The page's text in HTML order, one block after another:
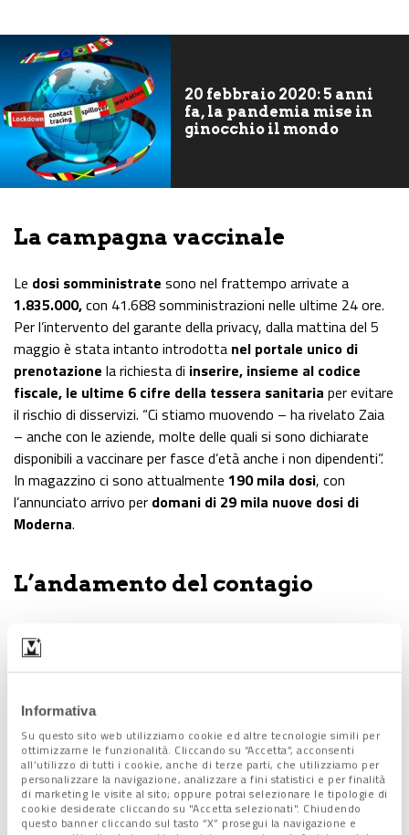
Informativa
Su questo sito web utilizziamo cookie ed altre tecnologie simili per
ottimizzarne le funzionalità. Cliccando su “Accetta”, acconsenti
all’utilizzo di tutti i cookie, anche di terze parti, che utilizziamo per
personalizzare la navigazione, analizzare a fini statistici e per finalità
di marketing le visite al sito; oppure potrai selezionare le tipologie di
cookie desiderate cliccando su "Accetta selezionati". Chiudendo
questo banner cliccando sul tasto “X” prosegui la navigazione e
20 febbraio 2020: 5 anni
fa, la pandemia mise in
ginocchio il mondo
La campagna vaccinale
Le dosi somministrate sono nel frattempo arrivate a
1.835.000,con 41.688 somministrazioni nelle ultime 24 ore.
Per l’intervento del garante della privacy, dalla mattina del 5
maggio è stata intanto introdotta nel portale unico di
prenotazione la richiesta di inserire, insieme al codice
fiscale, le ultime 6 cifre della tessera sanitaria per evitare
il rischio di disservizi. “Ci stiamo muovendo – ha rivelato Zaia
– anche con le aziende, molte delle quali si sono dichiarate
disponibili a vaccinare per fasce d’età anche i non dipendenti”.
In magazzino ci sono attualmente 190 mila dosi, con
l’annunciato arrivo per domani di 29 mila nuove dosi di
Moderna.
L’andamento del contagio
Covid: 1.336
173(-5) in terapia intensiva. L’incidenzadei positivi sui
“L’algoritmo – ha commentato il governatore – ci dà ancora
una proiezione di calo, ma con una curva meno importante.
Questo, ovviamente, sempre che non si verifichi una
reinfezione, legata al mancato rispetto di misure come
distanziamenti, uso della mascherina e disinfezione delle
mani”